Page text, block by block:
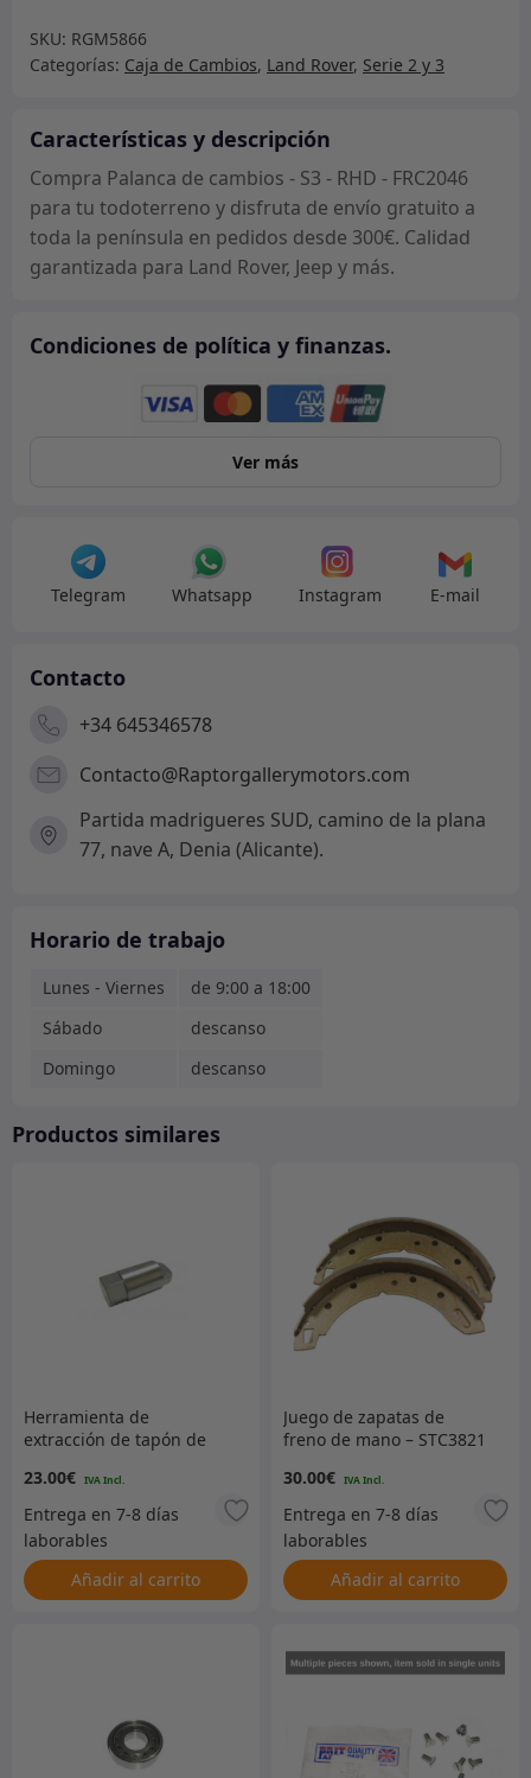
-
S3
RHD
FRC2046
cantidad
SKU: RGM5866
Categorías: Caja de Cambios, Land Rover, Serie 2 y 3
Características y descripción
Compra Palanca de cambios - S3 - RHD - FRC2046
para tu todoterreno y disfruta de envío gratuito a
toda la península en pedidos desde 300€. Calidad
garantizada para Land Rover, Jeep y más.
Condiciones de política y finanzas.
Ver más
Telegram Whatsapp Instagram E-mail
Contacto
+34 645346578
Contacto@Raptorgallerymotors.com
Partida madrigueres SUD, camino de la plana
77, nave A, Denia (Alicante).
Horario de trabajo
Lunes - Viernes
de 9:00 a 18:00
Sábado
descanso
Domingo
descanso
Productos similares
Herramienta de
extracción de tapón de
ranurado adecuada para
vehículos Series,
Defender y Range Rover
Classic
23.00€
Añadir al carrito
Juego de zapatas de
freno de mano – STC3821
30.00€
Añadir al carrito